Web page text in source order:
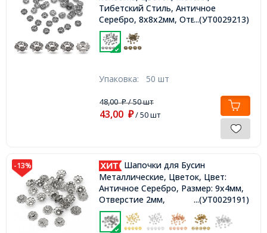
Тибетский Стиль, Античное
Серебро, 8х8х2мм, Отверстие 2мм,
...(УТ0029213)
Упаковка: 50 шт
48,00₽/ 50 шт
43,00 ₽/ 50 шт
-13%
Шапочки для Бусин
Металлические, Цветок, Цвет:
Античное Серебро, Размер: 9х4мм,
Отверстие 2мм,
...(УТ0029191)